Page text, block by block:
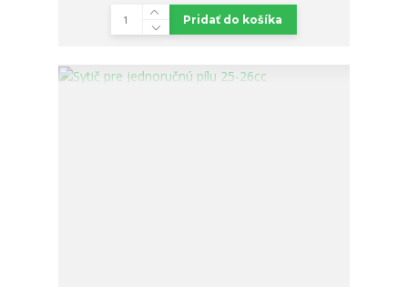
Pridať do košíka